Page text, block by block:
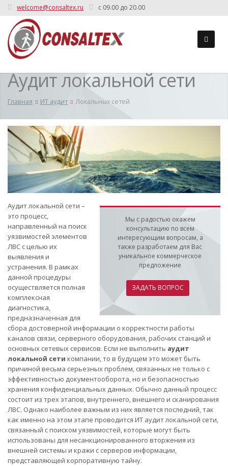
welcome@consaltex.ru c 09.00 до 20.00
Аудит локальной сети
Главная ИТ аудит Локальных сетей
Мы с радостью окажем
консультацию по всем
интересующим вопросам, а
также разработаем для Вас
уникальное коммерческое
предложение
ЗАДАТЬ ВОПРОС
Аудит локальной сети –
это процесс,
направленный на поиск
уязвимостей элементов
ЛВС с целью их
выявления и
устранения. В рамках
данной процедуры
осуществляется полная
комплексная
диагностика,
предназначенная для
сбора достоверной информации о корректности работы
каналов связи, серверного оборудования, рабочих станций и
основных сетевых сервисов. Если не выполнить аудит
локальной сети компании, то в будущем это может быть
причиной весьма серьезных проблем, связанных не только с
эффективностью документооборота, но и безопасностью
хранения конфиденциальных данных. Обычно данный процесс
состоит из трех этапов, внутреннего, внешнего и сканирования
ЛВС. Однако наиболее важным из них является последний, так
как именно на этом этапе проводится ИТ аудит локальной сети,
связанный с поиском уязвимостей, которые могут быть
использованы для несанкционированного вторжения из
внешней системы и кражи с серверов информации,
представляющей корпоративную тайну.